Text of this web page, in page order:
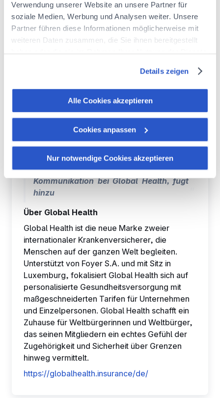
Verwendung unserer Website an unsere Partner für
soziale Medien, Werbung und Analysen weiter. Unsere
Partner führen diese Informationen möglicherweise mit
weiteren Daten zusammen, die Sie ihnen bereitgestellt
haben oder die sie im Rahmen Ihrer Nutzung der Dienste
Informieren Sie sich über unsere Cookie-Richtlinie
:https://www.foyer.lu/de/info/information-ueber-die-
verwendung-von-cookies/
widerrufen, indem Sie auf den Link "Verwaltung von
Cookies" am Ende der Seite klicken.
Einige dieser Cookies sind für das ordnungsgemäße
Funktionieren der Website unbedingt erforderlich. Bitte
beachten Sie, dass bei der Deaktivierung von hier
Website möglicherweise nicht mehr normal zugänglich
sind. Andere werden verwendet, um:
Ihre Nutzererfahrung zu verbessern, indem Sie Ihre
Funktionen anpassen und sich an Ihre Entscheidungen
erinnern.
Messung des Publikums, indem wir die Anzahl der
Besucher verfolgen und verstehen, wie Sie auf unsere
Website gelangen.
Personalisierte Angebote und Dienste bereitstellen und
deren Leistung verfolgen. § Informationen mit den
verwendeten sozialen Netzwerken teilen und Ihnen die
Möglichkeit geben, Inhalte anzuzeigen, die auf einer
externen Website gehostet werden.
Details zeigen
Alle Cookies akzeptieren
Cookies anpassen
Nur notwendige Cookies akzeptieren
Die Mission von Global Health ist klar: Unter
der neuen Marke möchten wir
sicherstellen, dass Sie sich im Ausland
„Dieses Rebranding ist weit mehr als eine
langfristiger Partner, der menschlich,
offen und beruhigend an Ihrer Seite steht.
Unsere Marke soll Ihnen das Gefühl
geben, zu Hause zu sein, wo auch immer
das Leben Sie hinführt.“
Solange Salomon, Leiterin Marketing &
Kommunikation bei Global Health, fügt
hinzu
Über Global Health
Global Health ist die neue Marke zweier
internationaler Krankenversicherer, die
Menschen auf der ganzen Welt begleiten.
Unterstützt von Foyer S.A. und mit Sitz in
Luxemburg, fokalisiert Global Health sich auf
personalisierte Gesundheitsversorgung mit
maßgeschneiderten Tarifen für Unternehmen
und Einzelpersonen. Global Health schafft ein
Zuhause für Weltbürgerinnen und Weltbürger,
das seinen Mitgliedern ein echtes Gefühl der
Zugehörigkeit und Sicherheit über Grenzen
hinweg vermittelt.
https://globalhealth.insurance/de/